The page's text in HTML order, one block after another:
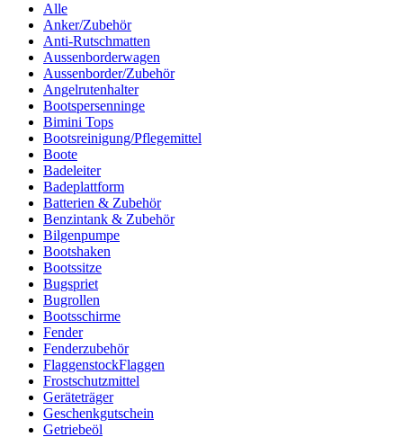
Alle
Anker/Zubehör
Anti-Rutschmatten
Aussenborderwagen
Aussenborder/Zubehör
Angelrutenhalter
Bootspersenninge
Bimini Tops
Bootsreinigung/Pflegemittel
Boote
Badeleiter
Badeplattform
Batterien & Zubehör
Benzintank & Zubehör
Bilgenpumpe
Bootshaken
Bootssitze
Bugspriet
Bugrollen
Bootsschirme
Fender
Fenderzubehör
FlaggenstockFlaggen
Frostschutzmittel
Geräteträger
Geschenkgutschein
Getriebeöl